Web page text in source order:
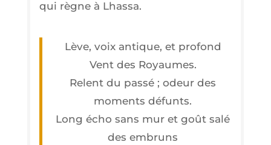
qui règne à Lhassa.
Lève, voix antique, et pro­fond
Vent des Royaumes.
Relent du pas­sé ; odeur des
moments défunts.
Long écho sans mur et goût salé
des embruns